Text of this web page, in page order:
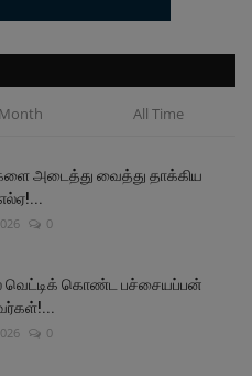
All Time
அடைத்து வைத்து தாக்கிய
0
வெட்டிக் கொண்ட பச்சையப்பன்
0